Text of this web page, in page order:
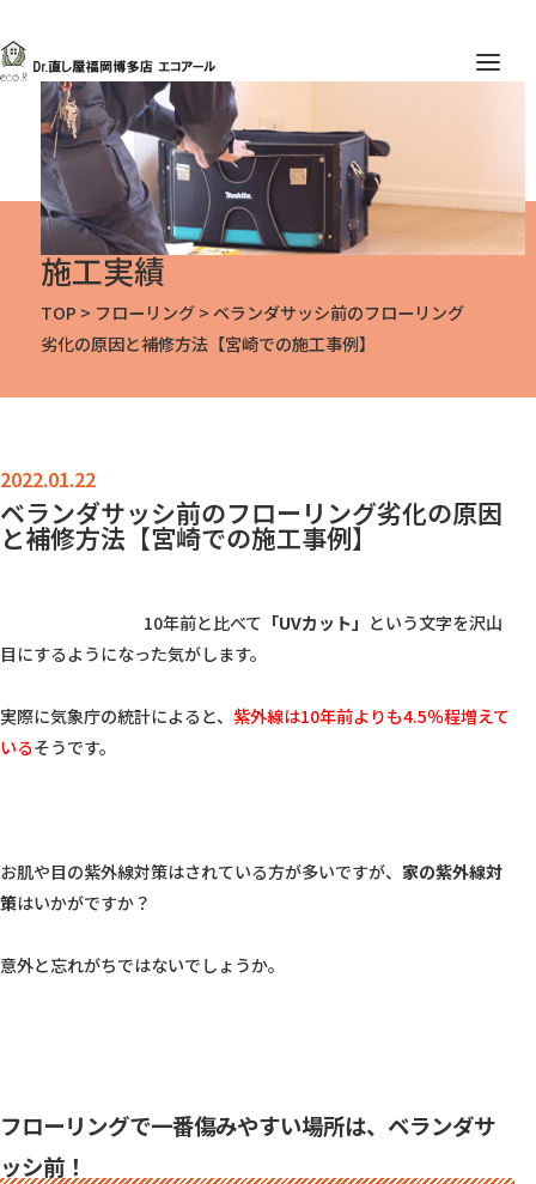
施工実績
TOP > フローリング > ベランダサッシ前のフローリング
劣化の原因と補修方法【宮崎での施工事例】
ベランダサッシ前のフローリング劣化の原因
と補修方法【宮崎での施工事例】
					10年前と比べて
「UVカット」 という文字を沢山
目にするようになった気がします。
実際に気象庁の統計によると、 紫外線は10年前よりも4.5％程増えて
いるそうです。
お肌や目の紫外線対策はされている方が多いですが、 家の紫外線対
策はいかがですか？
意外と忘れがちではないでしょうか。
フローリングで一番傷みやすい場所は、ベランダサ
ッシ前！